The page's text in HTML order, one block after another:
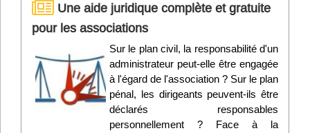
Une aide juridique complète et gratuite
pour les associations
Sur le plan civil, la responsabilité d'un
administrateur peut-elle être engagée
à l'égard de l'association ? Sur le plan
pénal, les dirigeants peuvent-ils être
déclarés responsables
personnellement ? Face à la